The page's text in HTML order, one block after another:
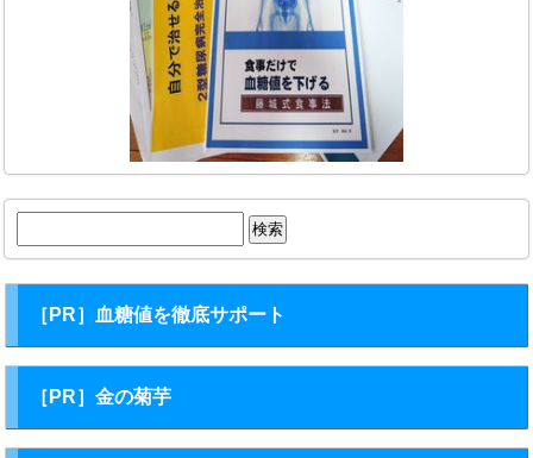
索:
［PR］血糖値を徹底サポート
［PR］金の菊芋